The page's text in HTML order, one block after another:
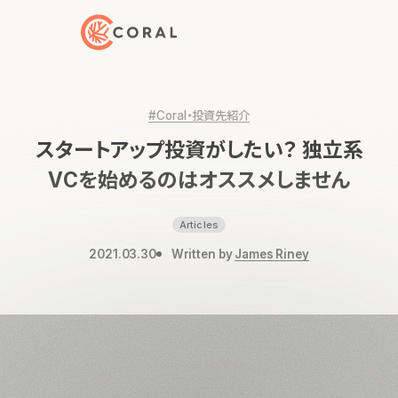
トップページへ戻る
#Coral・投資先紹介
スタートアップ投資がしたい？ 独立系
VCを始めるのはオススメしません
Articles
2021.03.30 Written byJames Riney